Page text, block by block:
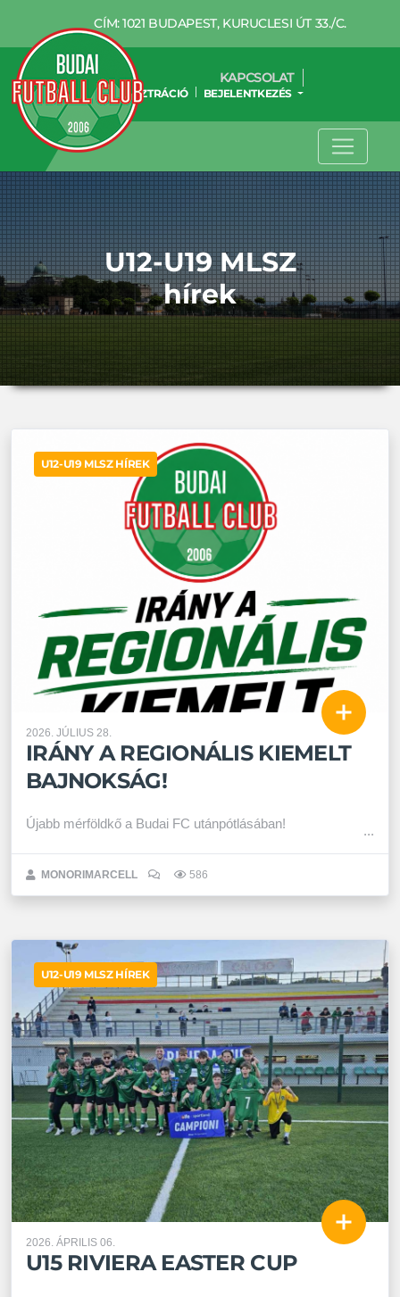
CÍM: 1021 BUDAPEST, KURUCLESI ÚT 33./C.
KAPCSOLAT
REGISZTRÁCIÓ BEJELENTKEZÉS
U12-U19 MLSZ
hírek
U12-U19 MLSZ HÍREK
2026. JÚLIUS 28.
IRÁNY A REGIONÁLIS KIEMELT
BAJNOKSÁG!
Újabb mérföldkő a Budai FC utánpótlásában!
MONORIMARCELL 586
U12-U19 MLSZ HÍREK
2026. ÁPRILIS 06.
U15 RIVIERA EASTER CUP